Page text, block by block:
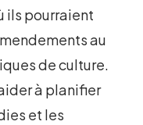
ils pourraient
au
de culture.
à planifier
et les